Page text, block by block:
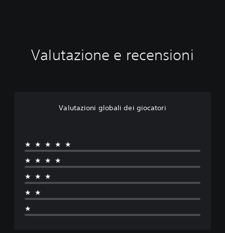
Valutazione e recensioni
Valutazioni globali dei giocatori
★★★★★
★★★★
★★★
★★
★